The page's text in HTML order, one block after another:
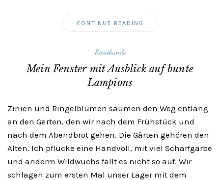
CONTINUE READING
Reisekunde
Mein Fenster mit Ausblick auf bunte
Lampions
Zinien und Ringelblumen säumen den Weg entlang
an den Gärten, den wir nach dem Frühstück und
nach dem Abendbrot gehen. Die Gärten gehören den
Alten. Ich pflücke eine Handvoll, mit viel Scharfgarbe
und anderm Wildwuchs fällt es nicht so auf. Wir
schlagen zum ersten Mal unser Lager mit dem